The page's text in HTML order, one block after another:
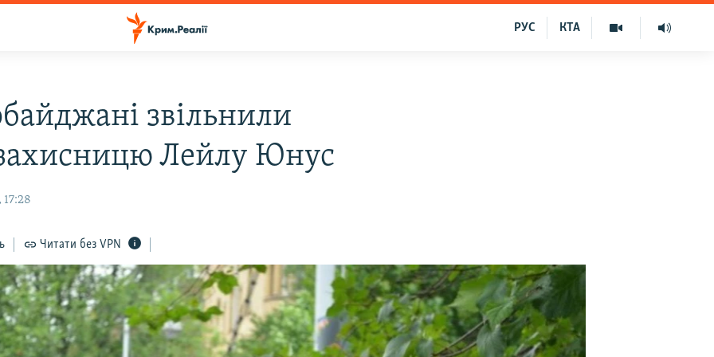
КТА
РУС
звільнили
Лейлу Юнус
17:28
Читати без VPN